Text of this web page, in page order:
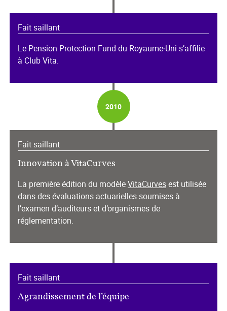
Fait saillant
Le Pension Protection Fund du Royaume‑Uni s’affilie
à Club Vita.
2010
Fait saillant
Innovation à VitaCurves
La première édition du modèleVitaCurvesest utilisée
dans des évaluations actuarielles soumises à
l’examen d’auditeurs et d’organismes de
réglementation.
Fait saillant
Agrandissement de l’équipe